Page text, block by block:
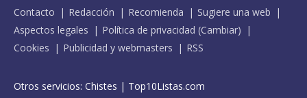
Contacto Redacción Recomienda
Sugiere una web
Aspectos legales
Política de privacidad (Cambiar)
Cookies
Publicidad y webmasters RSS
Otros servicios: Chistes | Top10Listas.com